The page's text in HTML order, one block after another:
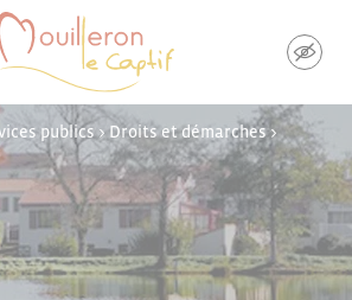
publics>Droits et démarches>
cookies